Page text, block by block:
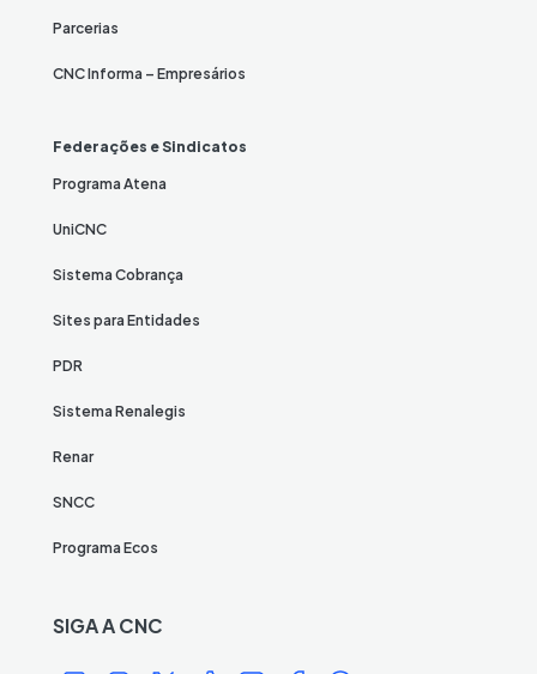
Parcerias
CNC Informa – Empresários
Federações e Sindicatos
Programa Atena
UniCNC
Sistema Cobrança
Sites para Entidades
PDR
Sistema Renalegis
Renar
SNCC
Programa Ecos
SIGA A CNC